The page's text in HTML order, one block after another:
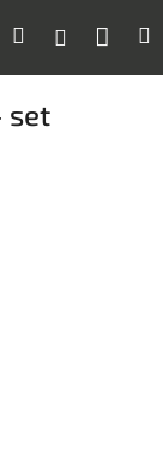
Hledat Přihlášení
set